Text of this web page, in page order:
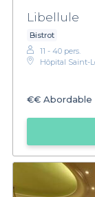
Libellule
Bistrot
11 - 40 pers.
Hôpital Saint-
€€ Abordable